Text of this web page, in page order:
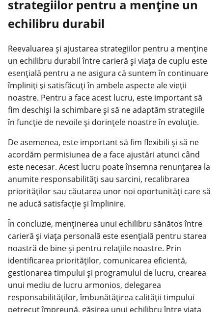
strategiilor pentru a menține un
echilibru durabil
Reevaluarea și ajustarea strategiilor pentru a menține
un echilibru durabil între carieră și viața de cuplu este
esențială pentru a ne asigura că suntem în continuare
împliniți și satisfăcuți în ambele aspecte ale vieții
noastre. Pentru a face acest lucru, este important să
fim deschiși la schimbare și să ne adaptăm strategiile
în funcție de nevoile și dorințele noastre în evoluție.
De asemenea, este important să fim flexibili și să ne
acordăm permisiunea de a face ajustări atunci când
este necesar. Acest lucru poate însemna renunțarea la
anumite responsabilități sau sarcini, recalibrarea
priorităților sau căutarea unor noi oportunități care să
ne aducă satisfacție și împlinire.
În concluzie, menținerea unui echilibru sănătos între
carieră și viața personală este esențială pentru starea
noastră de bine și pentru relațiile noastre. Prin
identificarea priorităților, comunicarea eficientă,
gestionarea timpului și programului de lucru, crearea
unui mediu de lucru armonios, delegarea
responsabilităților, îmbunătățirea calității timpului
petrecut împreună, găsirea unui echilibru între viața